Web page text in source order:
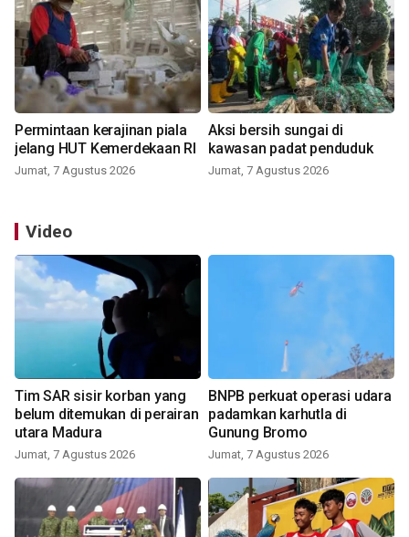
Permintaan kerajinan piala
jelang HUT Kemerdekaan RI
Jumat, 7 Agustus 2026
Aksi bersih sungai di
kawasan padat penduduk
Jumat, 7 Agustus 2026
Video
Tim SAR sisir korban yang
belum ditemukan di perairan
utara Madura
Jumat, 7 Agustus 2026
BNPB perkuat operasi udara
padamkan karhutla di
Gunung Bromo
Jumat, 7 Agustus 2026